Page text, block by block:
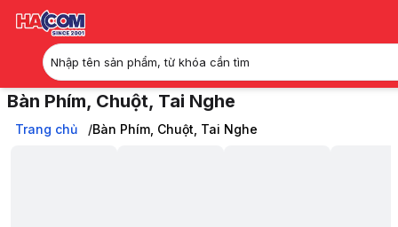
Nhập tên sản phẩm, từ khóa cần tìm
Bàn Phím, Chuột, Tai Nghe
Phím Chuột, Bàn, Ghế, Gear chính hãng, đa dạng mẫu mã, cực
Trang chủ
Trang chủ Bàn Phím, Chuột, Tai Nghe